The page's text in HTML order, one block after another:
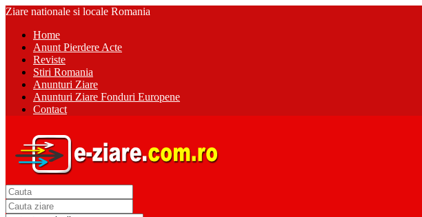
Ziare nationale si locale Romania
Home
Anunt Pierdere Acte
Reviste
Stiri Romania
Anunturi Ziare
Anunturi Ziare Fonduri Europene
Contact